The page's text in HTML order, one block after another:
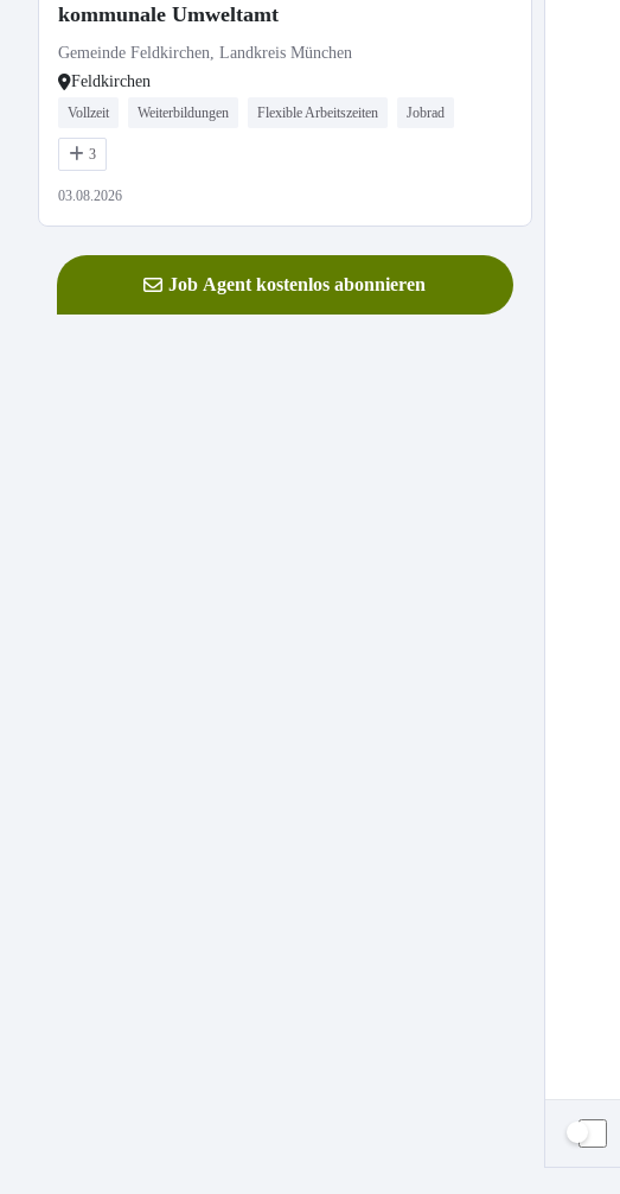
kommunale Umweltamt
Gemeinde Feldkirchen, Landkreis München
Feldkirchen
Vollzeit Weiterbildungen Flexible Arbeitszeiten Jobrad
3
03.08.2026
Job Agent kostenlos abonnieren